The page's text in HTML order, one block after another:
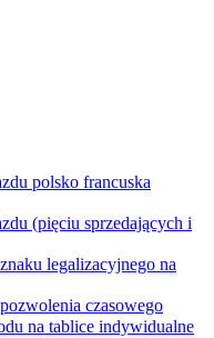
polsko francuska
(pięciu sprzedających i
legalizacyjnego na
czasowego
na tablice indywidualne